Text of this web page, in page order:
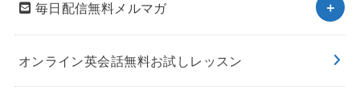
毎日配信無料メルマガ
オンライン英会話無料お試しレッスン